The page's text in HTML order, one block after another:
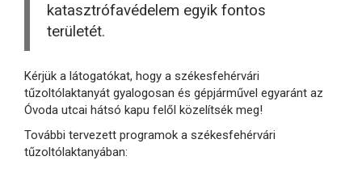
katasztrófavédelem egyik fontos
területét.
Kérjük a látogatókat, hogy a székesfehérvári
tűzoltólaktanyát gyalogosan és gépjárművel egyaránt az
Óvoda utcai hátsó kapu felől közelítsék meg!
További tervezett programok a székesfehérvári
tűzoltólaktanyában: